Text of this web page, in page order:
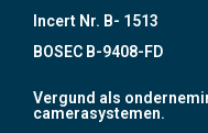
Incert Nr. B- 1513
BOSEC B-9408-FD
Vergund als
camerasystemen.